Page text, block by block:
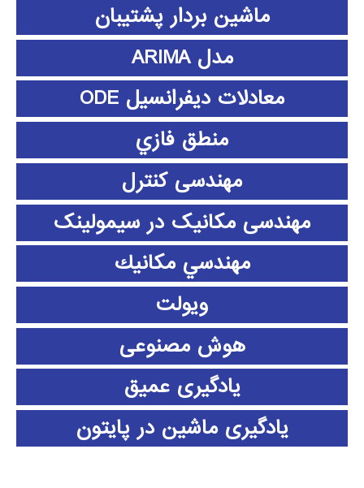
ماشین بردار پشتیبان
مدل ARIMA
معادلات دیفرانسیل ODE
منطق فازي
مهندسی کنترل
مهندسی مکانیک در سیمولینک
مهندسي مكانيك
ویولت
هوش مصنوعی
یادگیری عمیق
یادگیری ماشین در پایتون